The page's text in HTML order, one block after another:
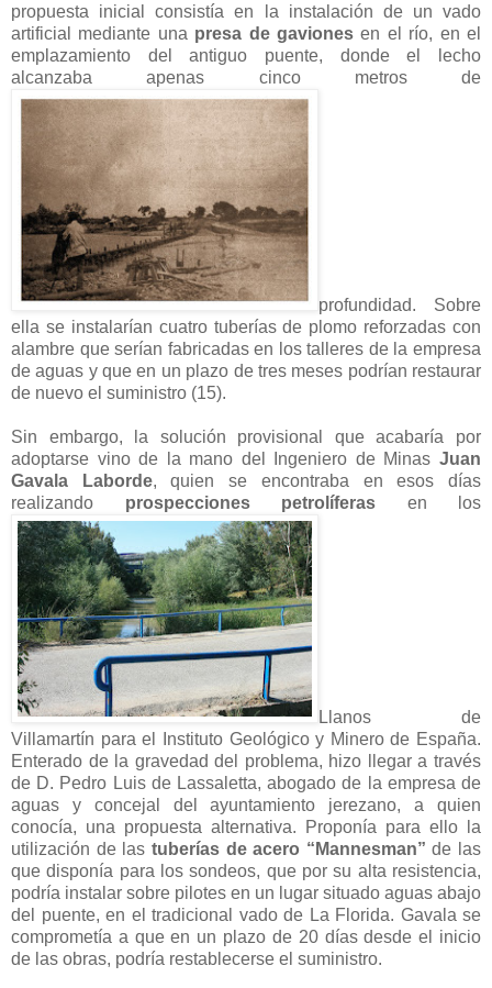
propuesta inicial consistía en la instalación de un vado
artificial mediante una presa de gaviones en el río, en el
emplazamiento del antiguo puente, donde el lecho
alcanzaba apenas cinco metros de
profundidad. Sobre
ella se instalarían cuatro tuberías de plomo reforzadas con
alambre que serían fabricadas en los talleres de la empresa
de aguas y que en un plazo de tres meses podrían restaurar
de nuevo el suministro (15).
Sin embargo, la solución provisional que acabaría por
adoptarse vino de la mano del Ingeniero de Minas Juan
Gavala Laborde, quien se encontraba en esos días
realizando prospecciones petrolíferas en los
Llanos de
Villamartín para el Instituto Geológico y Minero de España.
Enterado de la gravedad del problema, hizo llegar a través
de D. Pedro Luis de Lassaletta, abogado de la empresa de
aguas y concejal del ayuntamiento jerezano, a quien
conocía, una propuesta alternativa. Proponía para ello la
utilización de las tuberías de acero “Mannesman” de las
que disponía para los sondeos, que por su alta resistencia,
podría instalar sobre pilotes en un lugar situado aguas abajo
del puente, en el tradicional vado de La Florida. Gavala se
comprometía a que en un plazo de 20 días desde el inicio
de las obras, podría restablecerse el suministro.